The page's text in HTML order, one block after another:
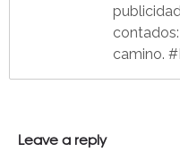
camino.
Leave a reply